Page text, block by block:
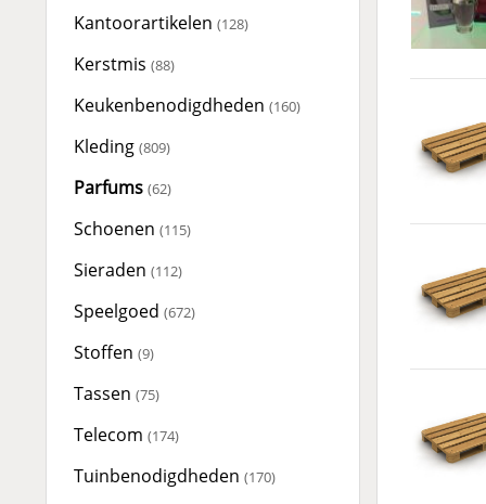
Kantoorartikelen (128)
Kerstmis (88)
Keukenbenodigdheden (160)
Kleding (809)
Parfums (62)
Schoenen (115)
Sieraden (112)
Speelgoed (672)
Stoffen (9)
Tassen (75)
Telecom (174)
Tuinbenodigdheden (170)